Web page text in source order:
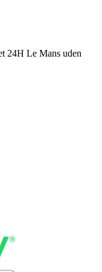
24H Le Mans uden